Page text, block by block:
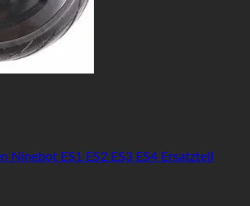
ES1 ES2 ES3 ES4 Ersatzteil